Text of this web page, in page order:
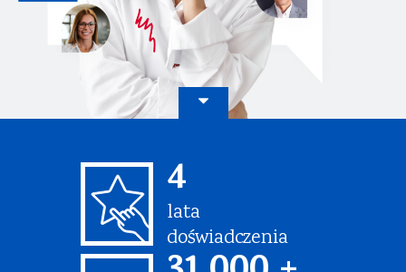
4
lata
doświadczenia